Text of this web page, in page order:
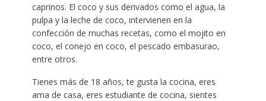
caprinos. El coco y sus derivados como el agua, la
pulpa y la leche de coco, intervienen en la
confección de muchas recetas, como el mojito en
coco, el conejo en coco, el pescado embasurao,
entre otros.
Tienes más de 18 años, te gusta la cocina, eres
ama de casa, eres estudiante de cocina, sientes